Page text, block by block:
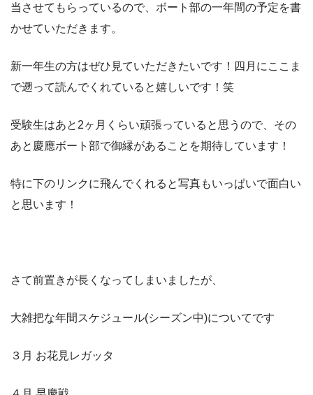
当させてもらっているので、ボート部の一年間の予定を書
かせていただきます。
新一年生の方はぜひ見ていただきたいです！四月にここま
で遡って読んでくれていると嬉しいです！笑
受験生はあと2ヶ月くらい頑張っていると思うので、その
あと慶應ボート部で御縁があることを期待しています！
特に下のリンクに飛んでくれると写真もいっぱいで面白い
と思います！
さて前置きが長くなってしまいましたが、
大雑把な年間スケジュール(シーズン中)についてです
３月 お花見レガッタ